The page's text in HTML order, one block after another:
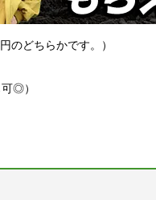
のどちらかです。）
◎）